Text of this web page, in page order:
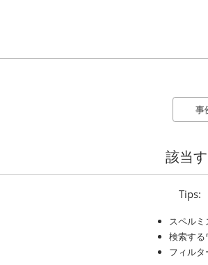
該当
Tips:
スペルミ
検索する
フィルタ